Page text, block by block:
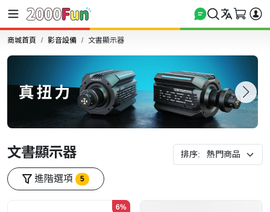
商城首頁 影音設備 文書顯示器
文書顯示器 排序:
進階選項 5
6%